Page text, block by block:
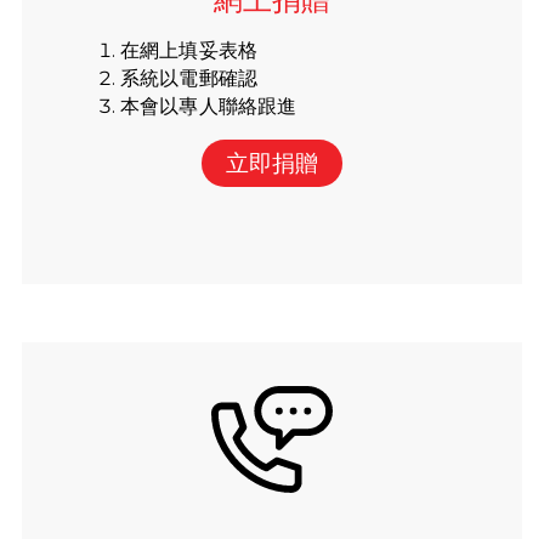
在網上填妥表格
系統以電郵確認
本會以專人聯絡跟進
立即捐贈